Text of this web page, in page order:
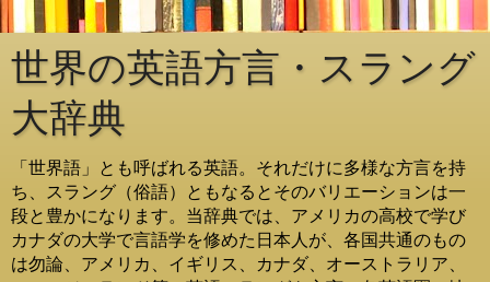
世界の英語方言・スラング
大辞典
「世界語」とも呼ばれる英語。それだけに多様な方言を持
ち、スラング（俗語）ともなるとそのバリエーションは一
段と豊かになります。当辞典では、アメリカの高校で学び
カナダの大学で言語学を修めた日本人が、各国共通のもの
は勿論、アメリカ、イギリス、カナダ、オーストラリア、